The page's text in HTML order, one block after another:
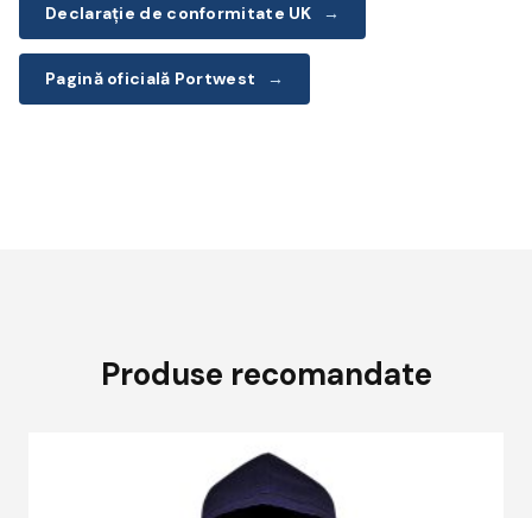
Declarație de conformitate UK →
Pagină oficială Portwest →
Produse recomandate